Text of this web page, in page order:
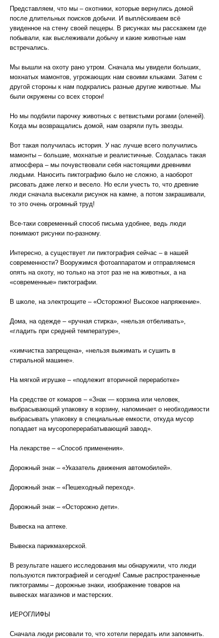
Представляем, что мы – охотники, которые вернулись домой
после длительных поисков добычи. И выплёскиваем всё
увиденное на стену своей пещеры. В рисунках мы расскажем где
побывали, как выслеживали добычу и какие животные нам
встречались.
Мы вышли на охоту рано утром. Сначала мы увидели больших,
мохнатых мамонтов, угрожающих нам своими клыками. Затем с
другой стороны к нам подкрались разные другие животные. Мы
были окружены со всех сторон!
Но мы подбили парочку животных с ветвистыми рогами (оленей).
Когда мы возвращались домой, нам озаряли путь звезды.
Вот такая получилась история. У нас лучше всего получились
мамонты – большие, мохнатые и реалистичные. Создалась такая
атмосфера – мы почувствовали себя настоящими древними
людьми. Наносить пиктографию было не сложно, а наоборот
рисовать даже легко и весело. Но если учесть то, что древние
люди сначала высекали рисунок на камне, а потом закрашивали,
то это очень огромный труд!
Все-таки современный способ письма удобнее, ведь люди
понимают рисунки по-разному.
Интересно, а существует ли пиктография сейчас – в нашей
современности? Вооружимся фотоаппаратом и отправляемся
опять на охоту, но только на этот раз не на животных, а на
«современные» пиктографии.
В школе, на электрощите – «Осторожно! Высокое напряжение».
Дома, на одежде – «ручная стирка», «нельзя отбеливать»,
«гладить при средней температуре»,
«химчистка запрещена», «нельзя выжимать и сушить в
стиральной машине».
На мягкой игрушке – «подлежит вторичной переработке»
На средстве от комаров – «Знак — корзина или человек,
выбрасывающий упаковку в корзину, напоминает о необходимости
выбрасывать упаковку в специальные емкости, откуда мусор
попадает на мусороперерабатывающий завод».
На лекарстве – «Способ применения».
Дорожный знак – «Указатель движения автомобилей».
Дорожный знак – «Пешеходный переход».
Дорожный знак – «Осторожно дети».
Вывеска на аптеке.
Вывеска парикмахерской.
В результате нашего исследования мы обнаружили, что люди
пользуются пиктографией и сегодня! Самые распространенные
пиктограммы – дорожные знаки, изображение товаров на
вывесках магазинов и мастерских.
ИЕРОГЛИФЫ
Сначала люди рисовали то, что хотели передать или запомнить.